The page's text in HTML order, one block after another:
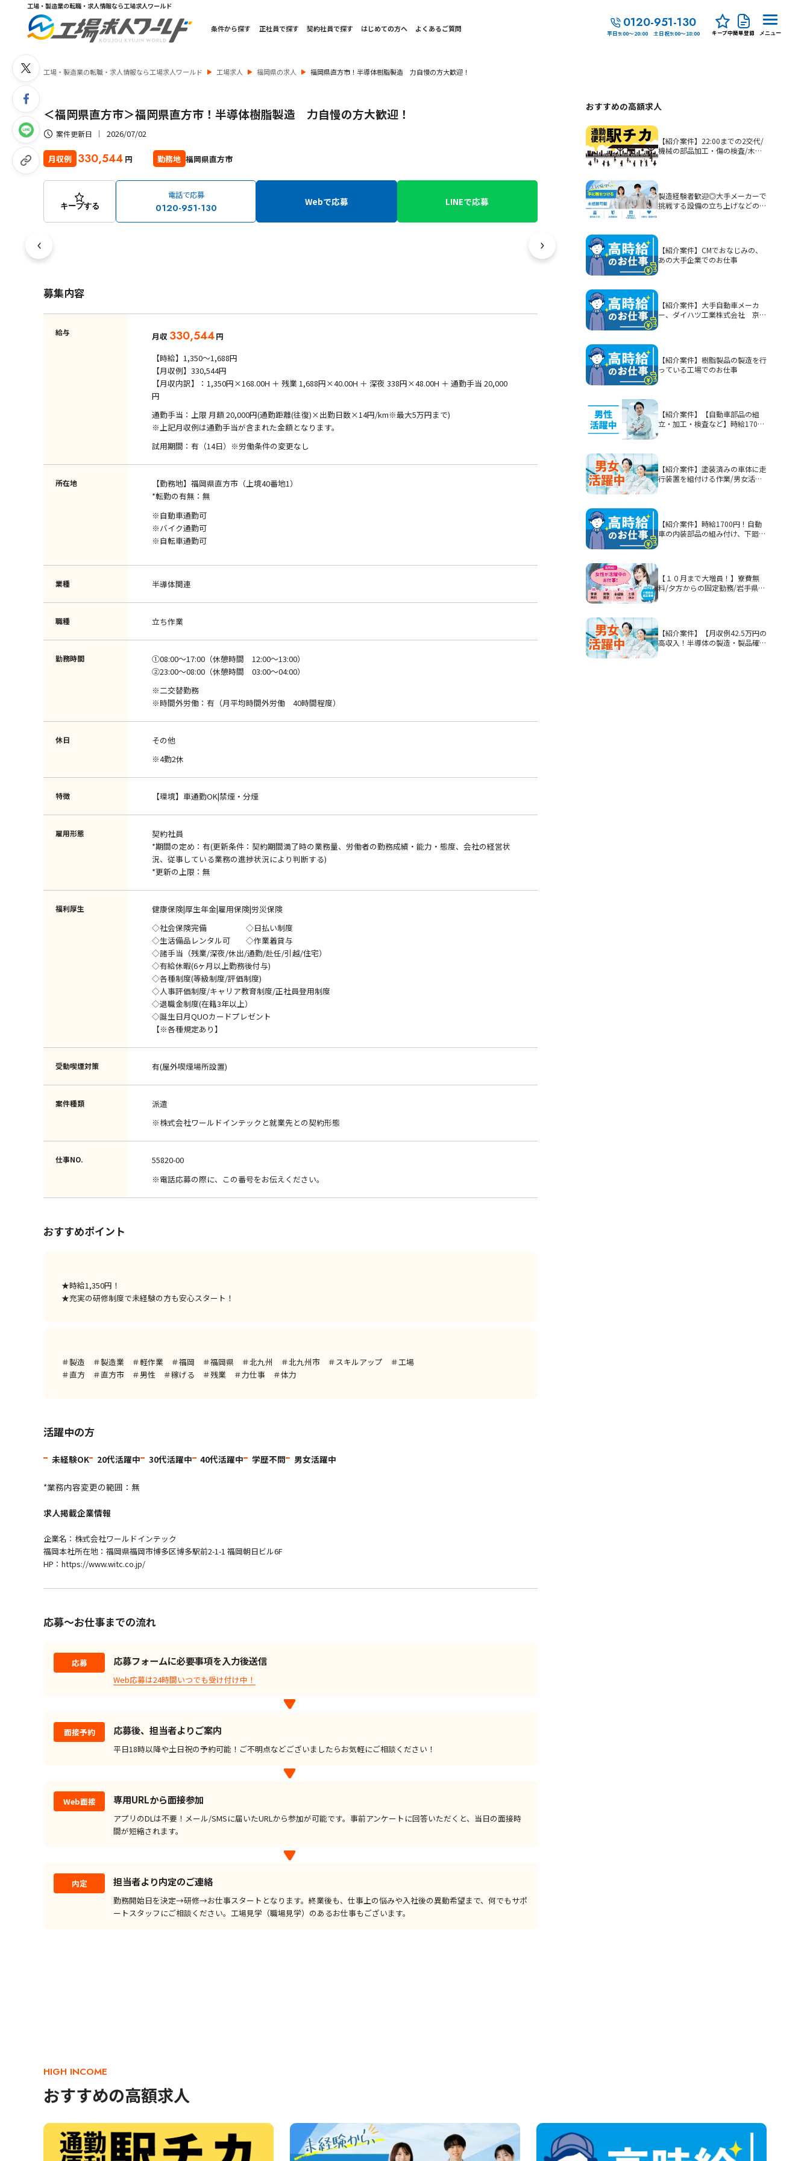
工場・製造業の転職・求人情報なら工場求人ワールド
条件から探す 正社員で探す 契約社員で探す はじめての方へ よくあるご質問 0120-951-130
平日9:00～20:00 土日祝9:00～18:00 キープ中簡単登録 メニュー
工場・製造業の転職・求人情報なら工場求人ワールド 工場求人 福岡県の求人 福岡県直方市！半導体樹脂製造 力自慢の方大歓迎！
＜福岡県直方市＞福岡県直方市！半導体樹脂製造 力自慢の方大歓迎！
案件更新日 2026/07/02
月収例 330,544 円 勤務地 福岡県直方市
キープする
電話で応募
0120-951-130 Webで応募 LINEで応募
募集内容
給与 月収 330,544円
【時給】1,350～1,688円
【月収例】330,544円
【月収内訳】：1,350円×168.00H ＋ 残業 1,688円×40.00H ＋ 深夜 338円×48.00H ＋ 通勤手当 20,000
円
通勤手当：上限 月額 20,000円(通勤距離(往復)×出勤日数×14円/km※最大5万円まで)
※上記月収例は通勤手当が含まれた金額となります。
試用期間：有（14日）※労働条件の変更なし
所在地
【勤務地】福岡県直方市（上境40番地1）
*転勤の有無：無
※自動車通勤可
※バイク通勤可
※自転車通勤可
業種 半導体関連
職種 立ち作業
勤務時間
①08:00～17:00（休憩時間 12:00～13:00）
②23:00～08:00（休憩時間 03:00～04:00）
※二交替勤務
※時間外労働：有（月平均時間外労働 40時間程度）
休日
その他
※4勤2休
特徴 【環境】車通勤OK|禁煙・分煙
雇用形態
契約社員
*期間の定め：有(更新条件：契約期間満了時の業務量、労働者の勤務成績・能力・態度、会社の経営状
況、従事している業務の進捗状況により判断する)
*更新の上限：無
福利厚生
健康保険|厚生年金|雇用保険|労災保険
◇社会保険完備 ◇日払い制度
◇生活備品レンタル可 ◇作業着貸与
◇諸手当（残業/深夜/休出/通勤/赴任/引越/住宅）
◇有給休暇(6ヶ月以上勤務後付与)
◇各種制度(等級制度/評価制度)
◇人事評価制度/キャリア教育制度/正社員登用制度
◇退職金制度(在籍3年以上）
◇誕生日月QUOカードプレゼント
【※各種規定あり】
受動喫煙対策 有(屋外喫煙場所設置)
案件種類
派遣
※株式会社ワールドインテックと就業先との契約形態
仕事NO.
55820-00
※電話応募の際に、この番号をお伝えください。
おすすめポイント
★時給1,350円！
★充実の研修制度で未経験の方も安心スタート！
＃製造 ＃製造業 ＃軽作業 ＃福岡 ＃福岡県 ＃北九州 ＃北九州市 ＃スキルアップ ＃工場
＃直方 ＃直方市 ＃男性 ＃稼げる ＃残業 ＃力仕事 ＃体力
活躍中の方
未経験OK 20代活躍中 30代活躍中 40代活躍中 学歴不問 男女活躍中
*業務内容変更の範囲：無
求人掲載企業情報
企業名：株式会社ワールドインテック
福岡本社所在地：福岡県福岡市博多区博多駅前2-1-1 福岡朝日ビル6F
HP：https://www.witc.co.jp/
応募～お仕事までの流れ
応募 応募フォームに必要事項を入力後送信
Web応募は24時間いつでも受け付け中！
面接予約 応募後、担当者よりご案内
平日18時以降や土日祝の予約可能！ご不明点などございましたらお気軽にご相談ください！
Web面接 専用URLから面接参加
アプリのDLは不要！メール/SMSに届いたURLから参加が可能です。事前アンケートに回答いただくと、当日の面接時
間が短縮されます。
内定 担当者より内定のご連絡
勤務開始日を決定→研修→お仕事スタートとなります。終業後も、仕事上の悩みや入社後の異動希望まで、何でもサポ
ートスタッフにご相談ください。工場見学（職場見学）のあるお仕事もございます。
おすすめの高額求人
【紹介案件】22:00までの2交代/
機械の部品加工・傷の検査/木津
製造経験者歓迎◎大手メーカーで
挑戦する設備の立ち上げなどの生
【紹介案件】CMでおなじみの、
あの大手企業でのお仕事
【紹介案件】大手自動車メーカ
ー、ダイハツ工業株式会社 京都
【紹介案件】樹脂製品の製造を行
っている工場でのお仕事
【紹介案件】【自動車部品の組
立・加工・検査など】時給1700
【紹介案件】塗装済みの車体に走
行装置を組付ける作業/男女活躍
【紹介案件】時給1700円！自動
車の内装部品の組み付け、下廻り
【１０月まで大増員！】寮費無
料/夕方からの固定勤務/岩手県釜
【紹介案件】【月収例42.5万円の
高収入！半導体の製造・製品確
HIGH INCOME
おすすめの高額求人